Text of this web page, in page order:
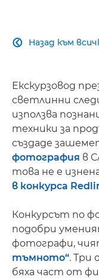
Назад към

Екскурзовод
светлинни
използва
техники за
създаде
фотография в
това не е
в конкурса
Конкурсът по
подобри
фотографи,
тъмното“. Три
бяха част от